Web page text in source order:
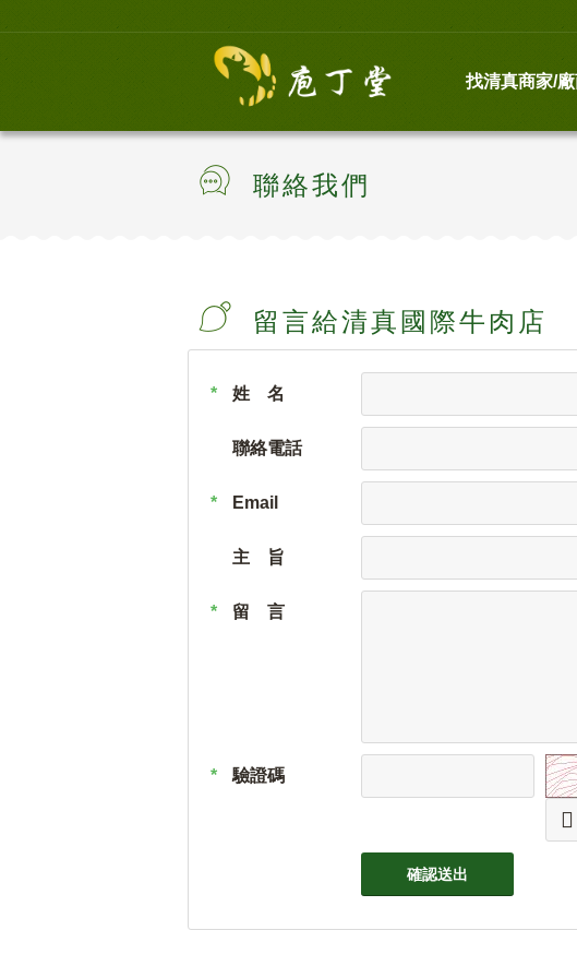
找清真商家/
聯絡我們
留言給清真國際牛肉店
* 姓 名
聯絡電話
* Email
主 旨
* 留 言
* 驗證碼
確認送出